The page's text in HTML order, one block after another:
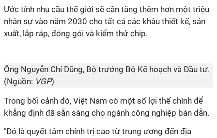
Ước tính nhu cầu thế giới sẽ cần tăng thêm hơn một triệu
nhân sự vào năm 2030 cho tất cả các khâu thiết kế, sản
xuất, lắp ráp, đóng gói và kiểm thử chip.
Ông Nguyễn Chí Dũng, Bộ trưởng Bộ Kế hoạch và Đầu tư.
(Nguồn: VGP)
Trong bối cảnh đó, Việt Nam có một số lợi thế chính để
khẳng định đã sẵn sàng cho ngành công nghiệp bán dẫn.
"Đó là quyết tâm chính trị cao từ trung ương đến địa